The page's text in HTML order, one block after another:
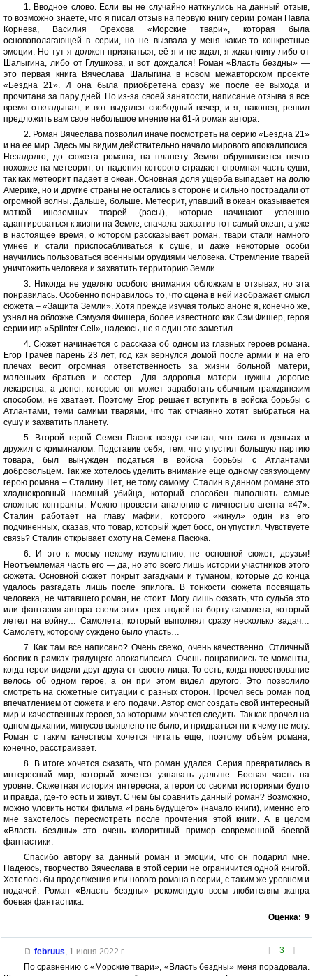
1. Вводное слово. Если вы не случайно наткнулись на данный отзыв,
то возможно знаете, что я писал отзыв на первую книгу серии роман Павла
Корнева, Василия Орехова «Морские твари», которая была
основополагающей в серии, но не вызвала у меня какие-то конкретные
эмоции. Но тут я должен признаться, её я и не ждал, я ждал книгу либо от
Шалыгина, либо от Глушкова, и вот дождался! Роман «Власть бездны» —
это первая книга Вячеслава Шалыгина в новом межавторском проекте
«Бездна 21». И она была приобретена сразу же после ее выхода и
прочитана за пару дней. Но из-за своей занятости, написание отзыва я все
время откладывал, и вот выдался свободный вечер, и я, наконец, решил
предложить вам свое небольшое мнение на 61-й роман автора.
2. Роман Вячеслава позволил иначе посмотреть на серию «Бездна 21»
и на ее мир. Здесь мы видим действительно начало мирового апокалипсиса.
Незадолго, до сюжета романа, на планету Земля обрушивается нечто
похожее на метеорит, от падения которого страдает огромная часть суши,
так как метеорит падает в океан. Основная доля ущерба выпадает на долю
Америке, но и другие страны не остались в стороне и сильно пострадали от
огромной волны. Дальше, больше. Метеорит, упавший в океан оказывается
маткой иноземных тварей (расы), которые начинают успешно
адаптироваться к жизни на Земле, сначала захватив тот самый океан, а уже
в настоящее время, о котором рассказывает роман, твари стали намного
умнее и стали приспосабливаться к суше, и даже некоторые особи
научились пользоваться военными орудиями человека. Стремление тварей
уничтожить человека и захватить территорию Земли.
3. Никогда не уделяю особого внимания обложкам в отзывах, но эта
понравилась. Особенно понравилось то, что сцена в ней изображает смысл
сюжета – «Защита Земли». Хотя прежде изучая только анонс я, конечно же,
узнал на обложке Сэмуэля Фишера, более известного как Сэм Фишер, героя
серии игр «Splinter Cell», надеюсь, не я один это заметил.
4. Сюжет начинается с рассказа об одном из главных героев романа.
Егор Грачёв парень 23 лет, год как вернулся домой после армии и на его
плечах весит огромная ответственность за жизни больной матери,
маленьких братьев и сестер. Для здоровья матери нужны дорогие
лекарства, а денег, которые он может заработать обычным гражданским
способом, не хватает. Поэтому Егор решает вступить в войска борьбы с
Атлантами, теми самими тварями, что так отчаянно хотят выбраться на
сушу и захватить планету.
5. Второй герой Семен Пасюк всегда считал, что сила в деньгах и
дружил с криминалом. Подставив себя, тем, что упустил большую партию
товара, был вынужден податься в войска борьбы с Атлантами
добровольцем. Так же хотелось уделить внимание еще одному связующему
герою романа – Сталину. Нет, не тому самому. Сталин в данном романе это
хладнокровный наемный убийца, который способен выполнять самые
сложные контракты. Можно провести аналогию с личностью агента «47».
Сталин работает на главу мафии, которого «кинул» один из его
подчиненных, сказав, что товар, который ждет босс, он упустил. Чувствуете
связь? Сталин открывает охоту на Семена Пасюка.
6. И это к моему некому изумлению, не основной сюжет, друзья!
Неотъемлемая часть его — да, но это всего лишь истории участников этого
сюжета. Основной сюжет покрыт загадками и туманом, которые до конца
удалось разгадать лишь после эпилога. В тонкости сюжета посвящать
человека, не читавшего роман, не стоит. Могу лишь сказать, что судьба это
или фантазия автора свели этих трех людей на борту самолета, который
летел на войну… Самолета, который выполнял сразу несколько задач…
Самолету, которому суждено было упасть…
7. Как там все написано? Очень свежо, очень качественно. Отличный
боевик в рамках грядущего апокалипсиса. Очень понравились те моменты,
когда герои видели друг друга от своего лица. То есть, когда повествование
велось об одном герое, а он при этом видел другого. Это позволило
смотреть на сюжетные ситуации с разных сторон. Прочел весь роман под
впечатлением от сюжета и его подачи. Автор смог создать свой интересный
мир и качественных героев, за которыми хочется следить. Так как прочел на
одном дыхании, минусов выявлено не было, и придраться ни к чему не могу.
Роман с таким качеством хочется читать еще, поэтому объём романа,
конечно, расстраивает.
8. В итоге хочется сказать, что роман удался. Серия превратилась в
интересный мир, который хочется узнавать дальше. Боевая часть на
уровне. Сюжетная история интересна, а герои со своими историями будто
и правда, где-то есть и живут. С чем бы сравнить данный роман? Возможно,
можно уловить нотки фильма «Грань будущего» (начало книги), именно его
мне захотелось пересмотреть после прочтения этой книги. А в целом
«Власть бездны» это очень колоритный пример современной боевой
фантастики.
Спасибо автору за данный роман и эмоции, что он подарил мне.
Надеюсь, творчество Вячеслава в этой серии не ограничится одной книгой.
Хотелось бы продолжения или нового романа в серии, с таким же уровнем и
подачей. Роман «Власть бездны» рекомендую всем любителям жанра
боевая фантастика.
Оценка: 9
[ 3 ]
februus 1 июня 2022 г.
По сравнению с «Морские твари», «Власть бездны» меня порадовала.